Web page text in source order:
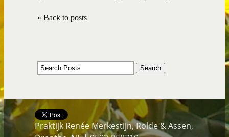
« Back to posts
Praktijk Renée Merkestijn, Rolde & Assen,